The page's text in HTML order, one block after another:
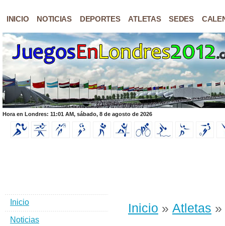
INICIO NOTICIAS DEPORTES ATLETAS SEDES
Hora en Londres: 11:01 AM, sábado, 8 de agosto de 2026
Inicio » Atletas »
Inicio
Noticias